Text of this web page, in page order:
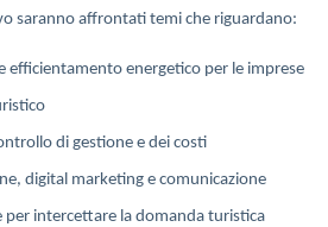
saranno affrontati temi che riguardano:
efficientamento energetico per le imprese
di gestione e dei costi
digital marketing e comunicazione
per intercettare la domanda turistica